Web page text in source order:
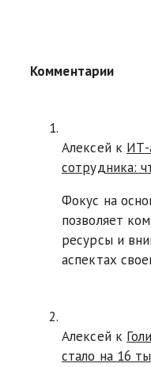
Комментарии
Алексей к ИТ-
сотрудника:
Фокус на
позволяет
ресурсы и
аспектах
Алексей к
стало на 16